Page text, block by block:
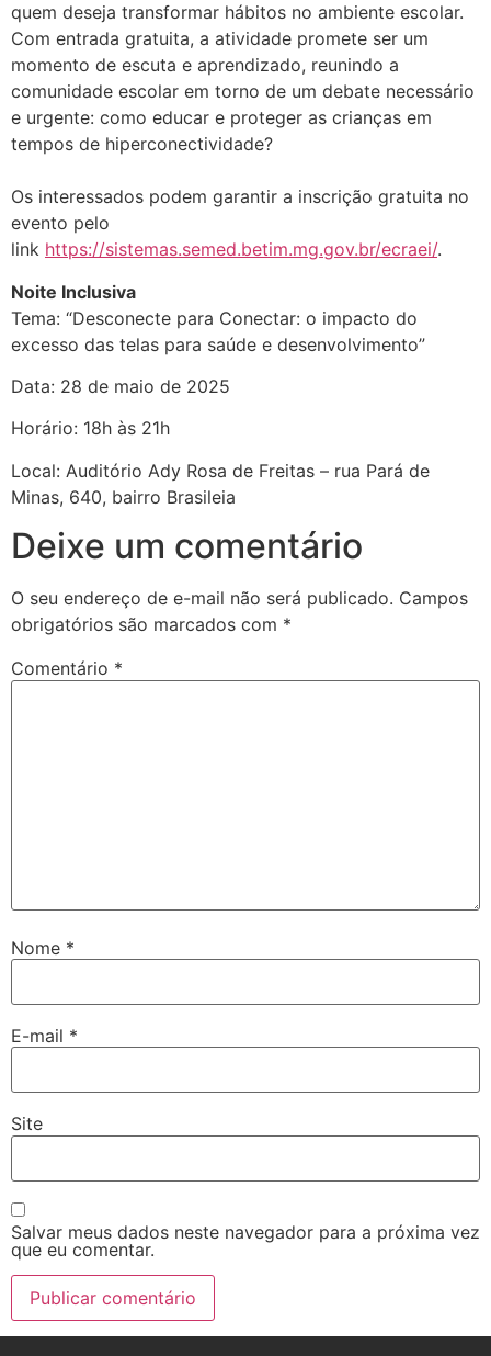
quem deseja transformar hábitos no ambiente escolar.
Com entrada gratuita, a atividade promete ser um
momento de escuta e aprendizado, reunindo a
comunidade escolar em torno de um debate necessário
e urgente: como educar e proteger as crianças em
tempos de hiperconectividade?
Os interessados podem garantir a inscrição gratuita no
evento pelo
link https://sistemas.semed.betim.mg.gov.br/ecraei/.
Noite Inclusiva
Tema: “Desconecte para Conectar: o impacto do
excesso das telas para saúde e desenvolvimento”
Data: 28 de maio de 2025
Horário: 18h às 21h
Local: Auditório Ady Rosa de Freitas – rua Pará de
Minas, 640, bairro Brasileia
Deixe um comentário
O seu endereço de e-mail não será publicado. Campos
obrigatórios são marcados com *
Comentário *
Nome *
E-mail *
Site
Salvar meus dados neste navegador para a próxima vez
que eu comentar.